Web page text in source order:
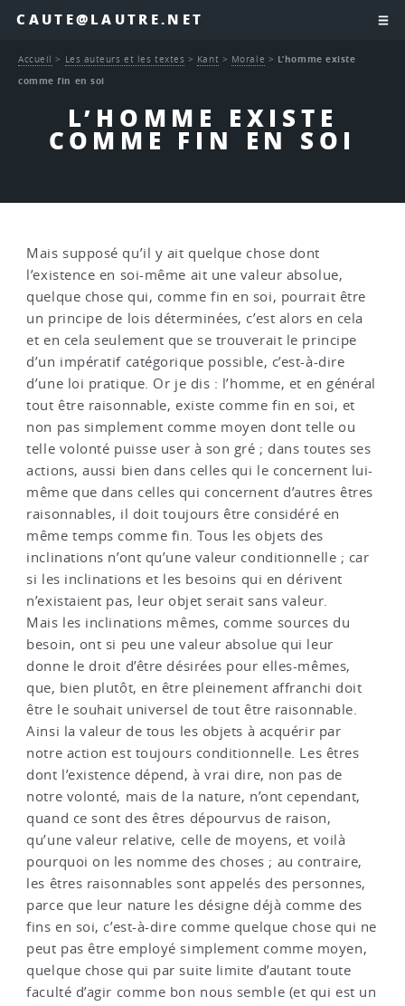
CAUTE@LAUTRE.NET
L’HOMME EXISTE
COMME FIN EN SOI
Accueil > Les auteurs et les textes > Kant > Morale > L’homme existe
comme fin en soi
Mais supposé qu’il y ait quelque chose dont
l’existence en soi-même ait une valeur absolue,
quelque chose qui, comme fin en soi, pourrait être
un principe de lois déterminées, c’est alors en cela
et en cela seulement que se trouverait le principe
d’un impératif catégorique possible, c’est-à-dire
d’une loi pratique. Or je dis : l’homme, et en général
tout être raisonnable, existe comme fin en soi, et
non pas simplement comme moyen dont telle ou
telle volonté puisse user à son gré ; dans toutes ses
actions, aussi bien dans celles qui le concernent lui-
même que dans celles qui concernent d’autres êtres
raisonnables, il doit toujours être considéré en
même temps comme fin. Tous les objets des
inclinations n’ont qu’une valeur conditionnelle ; car
si les inclinations et les besoins qui en dérivent
n’existaient pas, leur objet serait sans valeur.
Mais les inclinations mêmes, comme sources du
besoin, ont si peu une valeur absolue qui leur
donne le droit d’être désirées pour elles-mêmes,
que, bien plutôt, en être pleinement affranchi doit
être le souhait universel de tout être raisonnable.
Ainsi la valeur de tous les objets à acquérir par
notre action est toujours conditionnelle. Les êtres
dont l’existence dépend, à vrai dire, non pas de
notre volonté, mais de la nature, n’ont cependant,
quand ce sont des êtres dépourvus de raison,
qu’une valeur relative, celle de moyens, et voilà
pourquoi on les nomme des choses ; au contraire,
les êtres raisonnables sont appelés des personnes,
parce que leur nature les désigne déjà comme des
fins en soi, c’est-à-dire comme quelque chose qui ne
peut pas être employé simplement comme moyen,
quelque chose qui par suite limite d’autant toute
faculté d’agir comme bon nous semble (et qui est un